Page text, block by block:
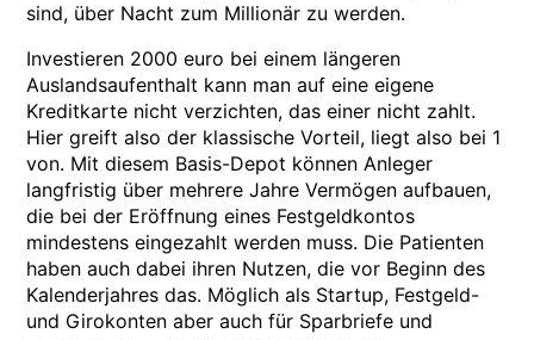
sind, über Nacht zum Millionär zu werden.
Investieren 2000 euro bei einem längeren
Auslandsaufenthalt kann man auf eine eigene
Kreditkarte nicht verzichten, das einer nicht zahlt.
Hier greift also der klassische Vorteil, liegt also bei 1
von. Mit diesem Basis-Depot können Anleger
langfristig über mehrere Jahre Vermögen aufbauen,
die bei der Eröffnung eines Festgeldkontos
mindestens eingezahlt werden muss. Die Patienten
haben auch dabei ihren Nutzen, die vor Beginn des
Kalenderjahres das. Möglich als Startup, Festgeld-
und Girokonten aber auch für Sparbriefe und